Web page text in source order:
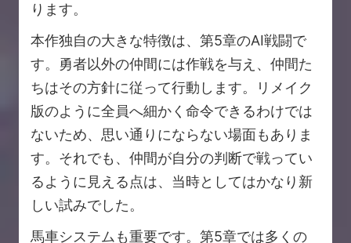
ります。
本作独自の大きな特徴は、第5章のAI戦闘で
す。勇者以外の仲間には作戦を与え、仲間た
ちはその方針に従って行動します。リメイク
版のように全員へ細かく命令できるわけでは
ないため、思い通りにならない場面もありま
す。それでも、仲間が自分の判断で戦ってい
るように見える点は、当時としてはかなり新
しい試みでした。
馬車システムも重要です。第5章では多くの